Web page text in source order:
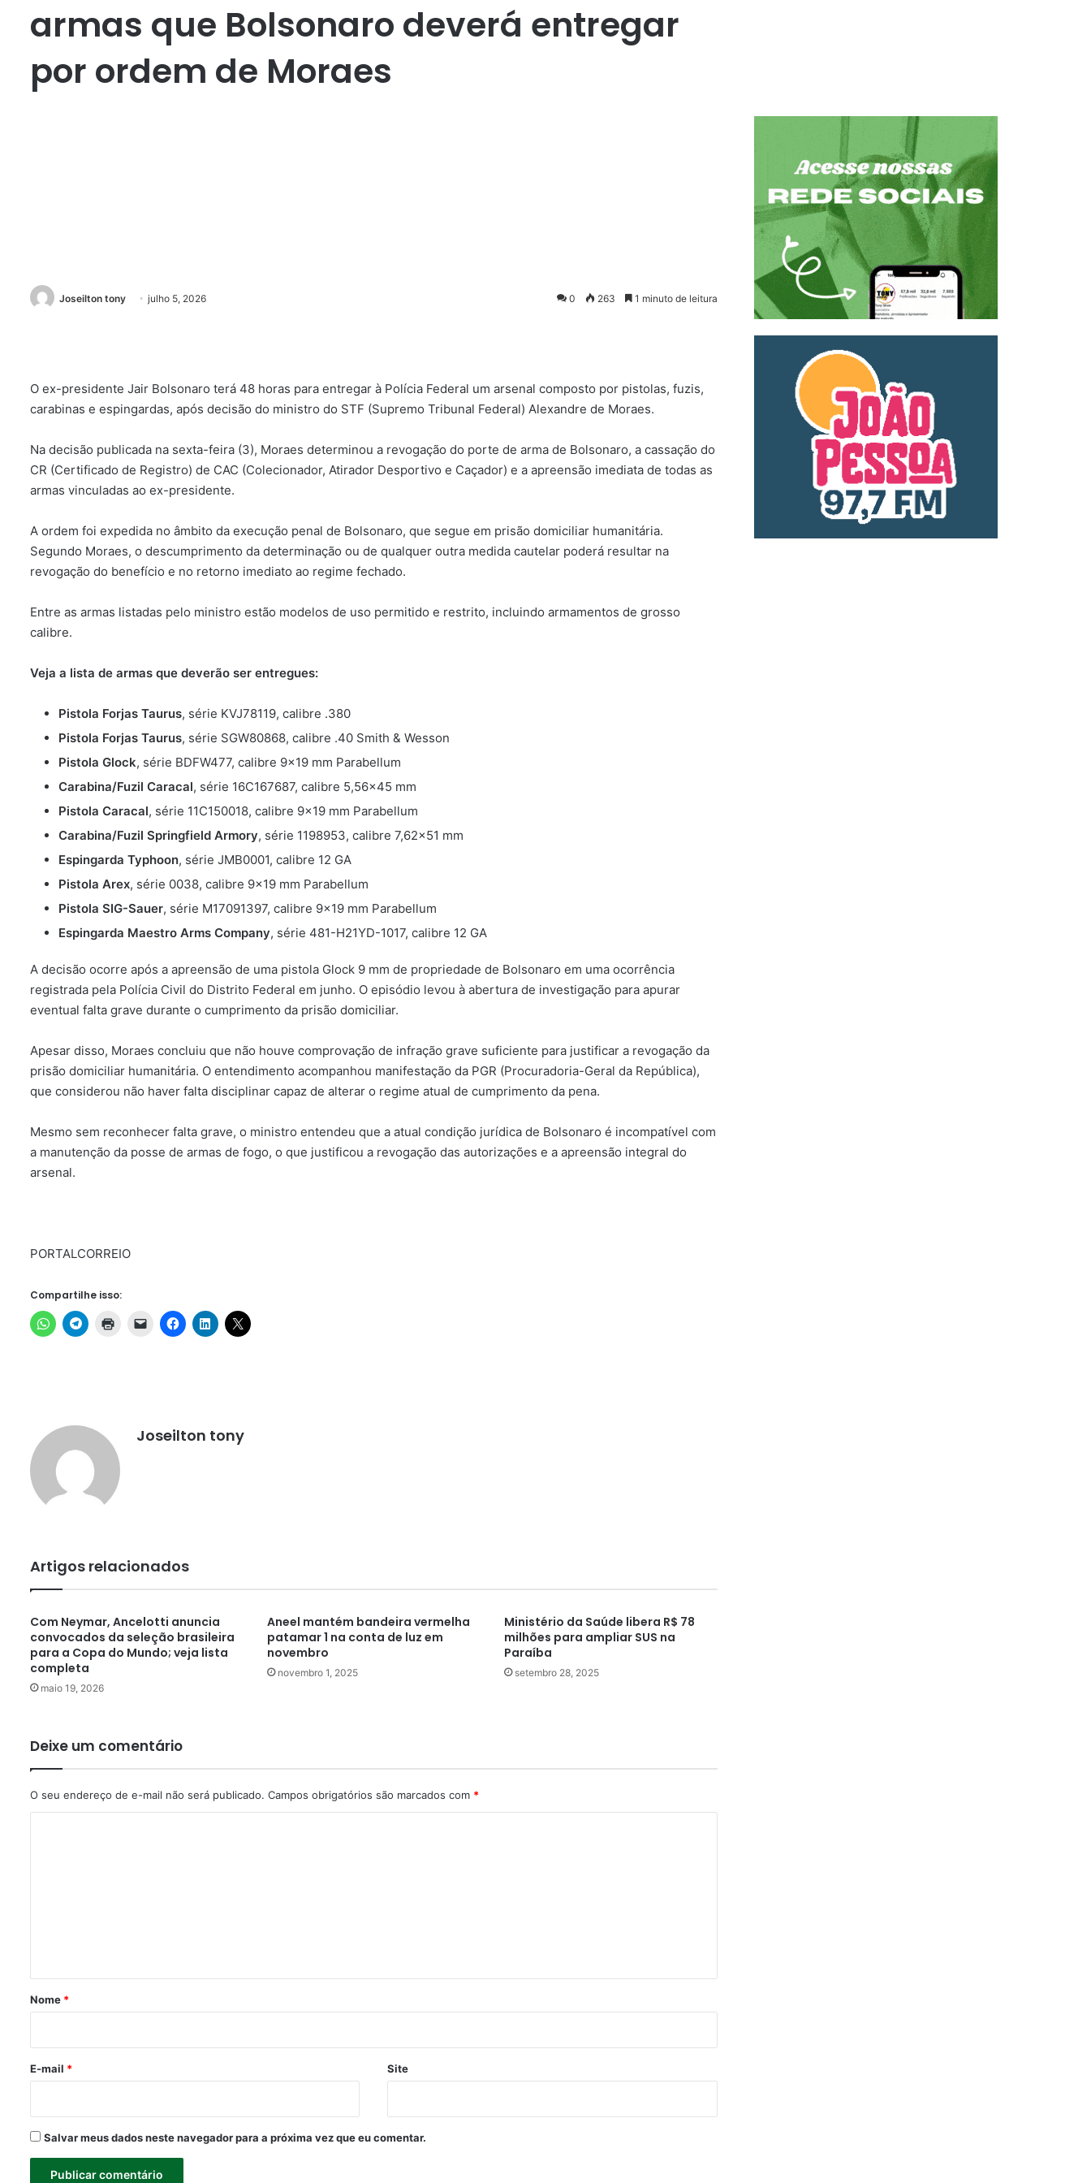
armas que Bolsonaro deverá entregar
por ordem de Moraes
Joseilton tony julho 5, 2026 0 263 1 minuto de leitura
O ex-presidente Jair Bolsonaro terá 48 horas para entregar à Polícia Federal um arsenal composto por pistolas, fuzis,
carabinas e espingardas, após decisão do ministro do STF (Supremo Tribunal Federal) Alexandre de Moraes.
Na decisão publicada na sexta-feira (3), Moraes determinou a revogação do porte de arma de Bolsonaro, a cassação do
CR (Certificado de Registro) de CAC (Colecionador, Atirador Desportivo e Caçador) e a apreensão imediata de todas as
armas vinculadas ao ex-presidente.
A ordem foi expedida no âmbito da execução penal de Bolsonaro, que segue em prisão domiciliar humanitária.
Segundo Moraes, o descumprimento da determinação ou de qualquer outra medida cautelar poderá resultar na
revogação do benefício e no retorno imediato ao regime fechado.
Entre as armas listadas pelo ministro estão modelos de uso permitido e restrito, incluindo armamentos de grosso
calibre.
Veja a lista de armas que deverão ser entregues:
Pistola Forjas Taurus, série KVJ78119, calibre .380
Pistola Forjas Taurus, série SGW80868, calibre .40 Smith & Wesson
Pistola Glock, série BDFW477, calibre 9×19 mm Parabellum
Carabina/Fuzil Caracal, série 16C167687, calibre 5,56×45 mm
Pistola Caracal, série 11C150018, calibre 9×19 mm Parabellum
Carabina/Fuzil Springfield Armory, série 1198953, calibre 7,62×51 mm
Espingarda Typhoon, série JMB0001, calibre 12 GA
Pistola Arex, série 0038, calibre 9×19 mm Parabellum
Pistola SIG-Sauer, série M17091397, calibre 9×19 mm Parabellum
Espingarda Maestro Arms Company, série 481-H21YD-1017, calibre 12 GA
A decisão ocorre após a apreensão de uma pistola Glock 9 mm de propriedade de Bolsonaro em uma ocorrência
registrada pela Polícia Civil do Distrito Federal em junho. O episódio levou à abertura de investigação para apurar
eventual falta grave durante o cumprimento da prisão domiciliar.
Apesar disso, Moraes concluiu que não houve comprovação de infração grave suficiente para justificar a revogação da
prisão domiciliar humanitária. O entendimento acompanhou manifestação da PGR (Procuradoria-Geral da República),
que considerou não haver falta disciplinar capaz de alterar o regime atual de cumprimento da pena.
Mesmo sem reconhecer falta grave, o ministro entendeu que a atual condição jurídica de Bolsonaro é incompatível com
a manutenção da posse de armas de fogo, o que justificou a revogação das autorizações e a apreensão integral do
arsenal.
PORTALCORREIO
Compartilhe isso:
Joseilton tony
Artigos relacionados
Com Neymar, Ancelotti anuncia
convocados da seleção brasileira
para a Copa do Mundo; veja lista
completa
maio 19, 2026
Aneel mantém bandeira vermelha
patamar 1 na conta de luz em
novembro
novembro 1, 2025
Ministério da Saúde libera R$ 78
milhões para ampliar SUS na
Paraíba
setembro 28, 2025
Deixe um comentário
O seu endereço de e-mail não será publicado. Campos obrigatórios são marcados com *
r
*
Nome *
E-mail * Site
Salvar meus dados neste navegador para a próxima vez que eu comentar.